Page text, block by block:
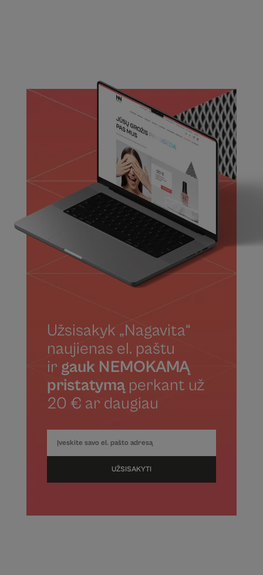
Užsisakyk „Nagavita“
naujienas el. paštu
ir gauk NEMOKAMĄ
pristatymąperkant už
20 € ar daugiau
UŽSISAKYTI